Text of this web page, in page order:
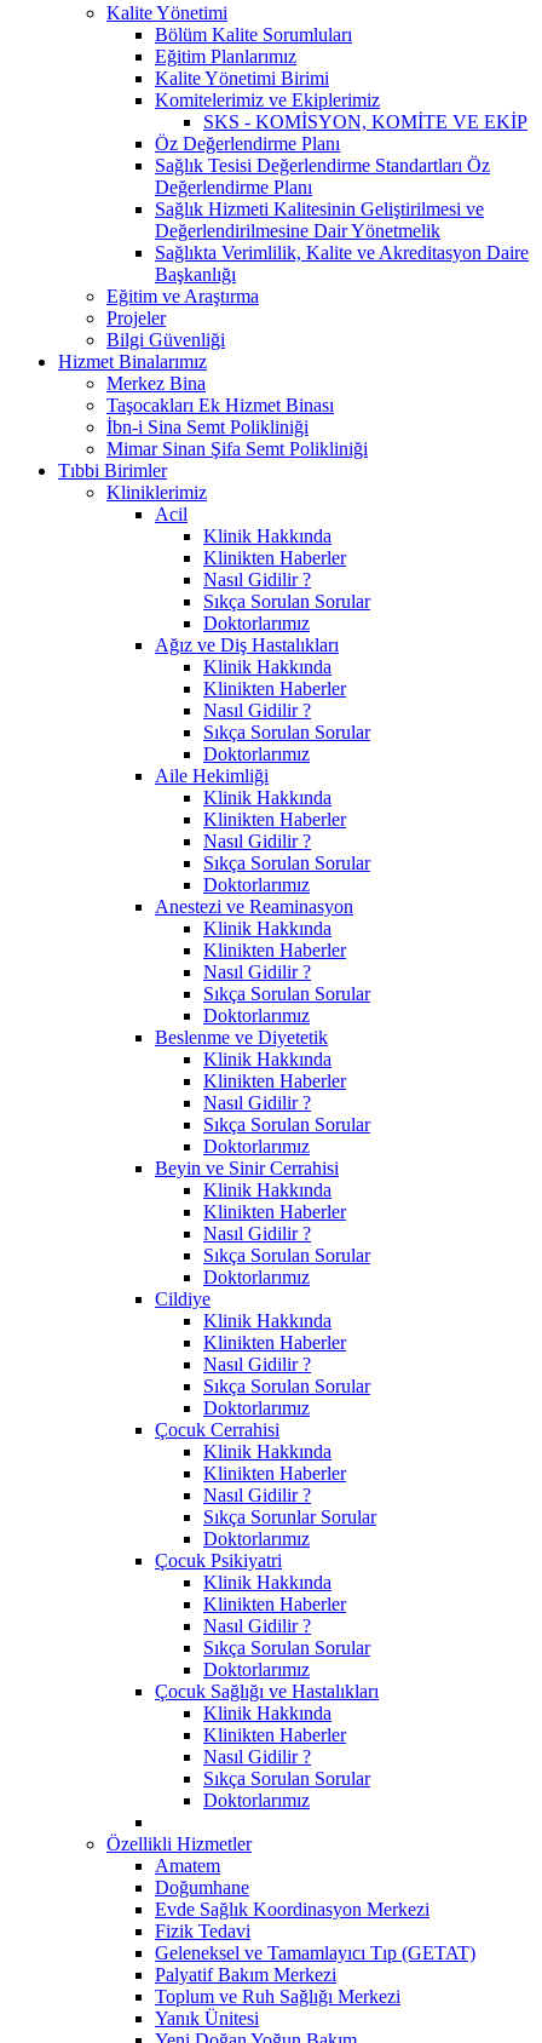
Kalite Yönetimi
Bölüm Kalite Sorumluları
Eğitim Planlarımız
Kalite Yönetimi Birimi
Komitelerimiz ve Ekiplerimiz
SKS - KOMİSYON, KOMİTE VE EKİP
Öz Değerlendirme Planı
Sağlık Tesisi Değerlendirme Standartları Öz
Değerlendirme Planı
Sağlık Hizmeti Kalitesinin Geliştirilmesi ve
Değerlendirilmesine Dair Yönetmelik
Sağlıkta Verimlilik, Kalite ve Akreditasyon Daire
Başkanlığı
Eğitim ve Araştırma
Projeler
Bilgi Güvenliği
Hizmet Binalarımız
Merkez Bina
Taşocakları Ek Hizmet Binası
İbn-i Sina Semt Polikliniği
Mimar Sinan Şifa Semt Polikliniği
Tıbbi Birimler
Kliniklerimiz
Acil
Klinik Hakkında
Klinikten Haberler
Nasıl Gidilir ?
Sıkça Sorulan Sorular
Doktorlarımız
Ağız ve Diş Hastalıkları
Klinik Hakkında
Klinikten Haberler
Nasıl Gidilir ?
Sıkça Sorulan Sorular
Doktorlarımız
Aile Hekimliği
Klinik Hakkında
Klinikten Haberler
Nasıl Gidilir ?
Sıkça Sorulan Sorular
Doktorlarımız
Anestezi ve Reaminasyon
Klinik Hakkında
Klinikten Haberler
Nasıl Gidilir ?
Sıkça Sorulan Sorular
Doktorlarımız
Beslenme ve Diyetetik
Klinik Hakkında
Klinikten Haberler
Nasıl Gidilir ?
Sıkça Sorulan Sorular
Doktorlarımız
Beyin ve Sinir Cerrahisi
Klinik Hakkında
Klinikten Haberler
Nasıl Gidilir ?
Sıkça Sorulan Sorular
Doktorlarımız
Cildiye
Klinik Hakkında
Klinikten Haberler
Nasıl Gidilir ?
Sıkça Sorulan Sorular
Doktorlarımız
Çocuk Cerrahisi
Klinik Hakkında
Klinikten Haberler
Nasıl Gidilir ?
Sıkça Sorunlar Sorular
Doktorlarımız
Çocuk Psikiyatri
Klinik Hakkında
Klinikten Haberler
Nasıl Gidilir ?
Sıkça Sorulan Sorular
Doktorlarımız
Çocuk Sağlığı ve Hastalıkları
Klinik Hakkında
Klinikten Haberler
Nasıl Gidilir ?
Sıkça Sorulan Sorular
Doktorlarımız
Özellikli Hizmetler
Amatem
Doğumhane
Evde Sağlık Koordinasyon Merkezi
Fizik Tedavi
Geleneksel ve Tamamlayıcı Tıp (GETAT)
Palyatif Bakım Merkezi
Toplum ve Ruh Sağlığı Merkezi
Yanık Ünitesi